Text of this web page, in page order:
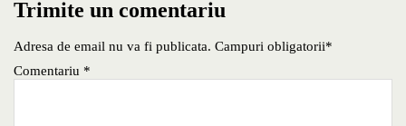
Trimite un comentariu
Adresa de email nu va fi publicata. Campuri obligatorii*
Comentariu *